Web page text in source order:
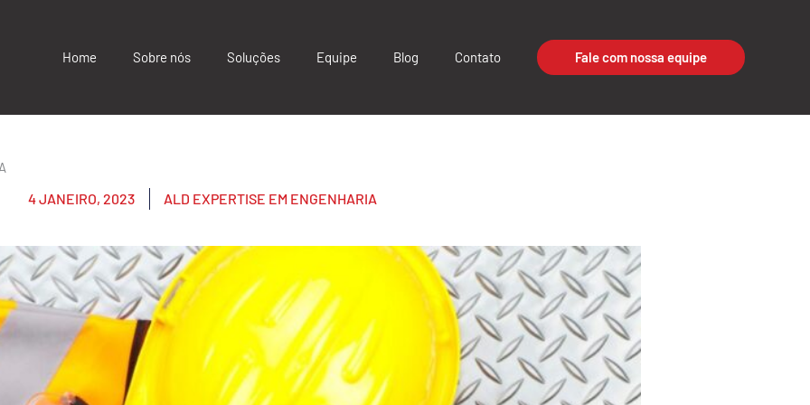
Home Sobre nós Soluções Equipe Blog Contato Fale com nossa equipe
4 JANEIRO, 2023 ALD EXPERTISE EM ENGENHARIA